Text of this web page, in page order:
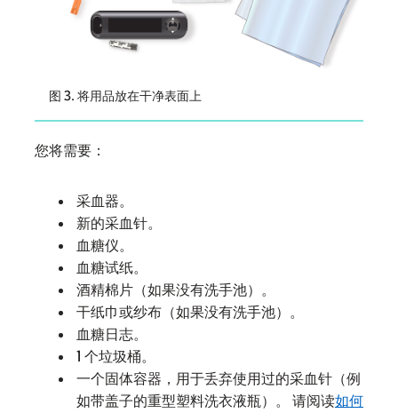
图 3. 将用品放在干净表面上
您将需要：
采血器。
新的采血针。
血糖仪。
血糖试纸。
酒精棉片（如果没有洗手池）。
干纸巾或纱布（如果没有洗手池）。
血糖日志。
1 个垃圾桶。
一个固体容器，用于丢弃使用过的采血针（例
如带盖子的重型塑料洗衣液瓶）。 请阅读如何